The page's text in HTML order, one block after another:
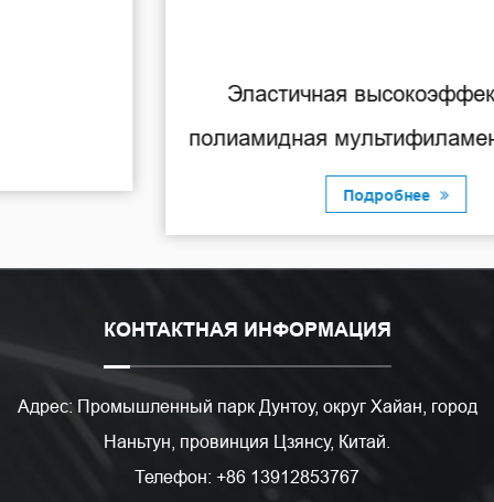
Эластичная высокоэффективная
полиамидная мультифиламентная нить.
КОНТАКТНАЯ ИНФОРМАЦИЯ
Адрес: Промышленный парк Дунтоу, округ Хайан, город
Наньтун, провинция Цзянсу, Китай.
Телефон: +86 13912853767